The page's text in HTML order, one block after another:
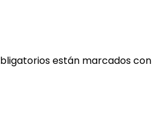
están marcados con